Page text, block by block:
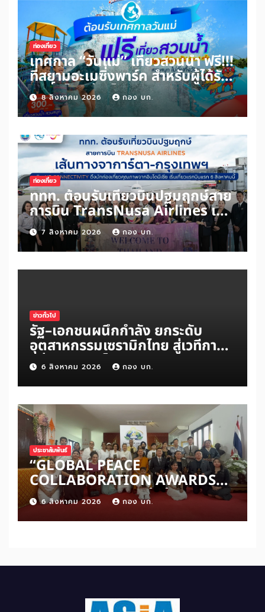
ท่องเที่ยว
เทศกาล “วันแม่” เที่ยวสวนน้ำ ฟรี!!!
ที่สยามอะเมซิ่งพาร์ค สำหรับผู้ได้รับ
สิทธิ์ “ไทยช่วยไทยพลัส” และผู้ถือ
“บัตรสวัสดิการแห่งรัฐ” เพิ่มเพียง
100 บาท สนุกได้ทั้งสวนน้ำและสวน
สนุกไม่อั้นตลอดวัน
8 สิงหาคม 2026 กอง บก.
ท่องเที่ยว
ททท. ต้อนรับเที่ยวบินปฐมฤกษ์สาย
การบิน TransNusa Airlines เส้น
ทางจาการ์ตา-กรุงเทพฯ เสริม Air
Connectivity ดึงนักท่องเที่ยว
คุณภาพจากอินโดนีเซีย เริ่มเที่ยว
แรกบินแรก 6 สิงหาคมนี้
7 สิงหาคม 2026 กอง บก.
ข่าวทั่วไป
รัฐ–เอกชนผนึกกำลัง ยกระดับ
อุตสาหกรรมเซรามิกไทย สู่เวทีการ
แข่งขันระดับโลก
6 สิงหาคม 2026 กอง บก.
ประชาสัมพันธ์
“GLOBAL PEACE
COLLABORATION AWARDS
2026” เปิดเวทีเชิดชูผู้สร้าง
สันติภาพโลก ดันแนวคิด ‘สันติภาพ
เริ่มต้นจากหัวใจมนุษย์’ สู่ความร่วม
6 สิงหาคม 2026 กอง บก.